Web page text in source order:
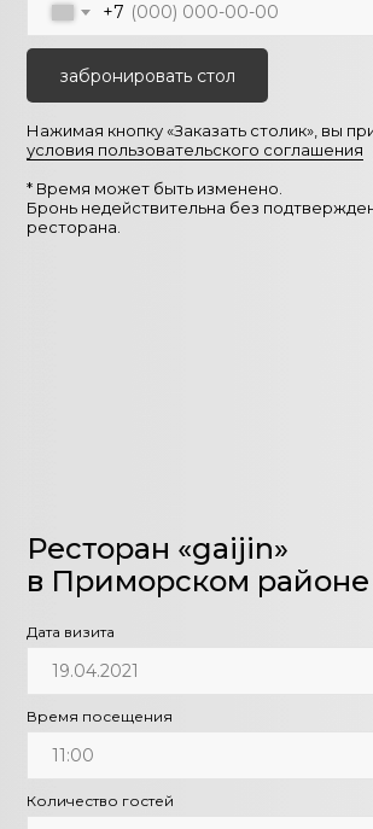
+7
забронировать стол
Нажимая кнопку «Заказать столик», вы
условия пользовательского соглашения
* Время может быть изменено.
Бронь недействительна без
ресторана.
Ресторан «gaijin»
в Приморском районе
Дата визита
Время посещения
Количество гостей